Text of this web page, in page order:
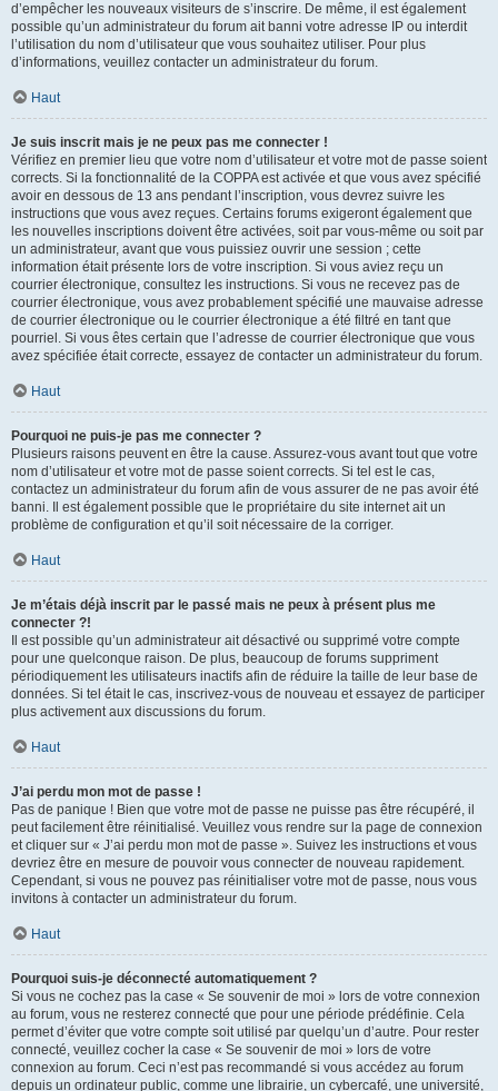
d’empêcher les nouveaux visiteurs de s’inscrire. De même, il est également
possible qu’un administrateur du forum ait banni votre adresse IP ou interdit
l’utilisation du nom d’utilisateur que vous souhaitez utiliser. Pour plus
d’informations, veuillez contacter un administrateur du forum.
Haut
Je suis inscrit mais je ne peux pas me connecter !
Vérifiez en premier lieu que votre nom d’utilisateur et votre mot de passe soient
corrects. Si la fonctionnalité de la COPPA est activée et que vous avez spécifié
avoir en dessous de 13 ans pendant l’inscription, vous devrez suivre les
instructions que vous avez reçues. Certains forums exigeront également que
les nouvelles inscriptions doivent être activées, soit par vous-même ou soit par
un administrateur, avant que vous puissiez ouvrir une session ; cette
information était présente lors de votre inscription. Si vous aviez reçu un
courrier électronique, consultez les instructions. Si vous ne recevez pas de
courrier électronique, vous avez probablement spécifié une mauvaise adresse
de courrier électronique ou le courrier électronique a été filtré en tant que
pourriel. Si vous êtes certain que l’adresse de courrier électronique que vous
avez spécifiée était correcte, essayez de contacter un administrateur du forum.
Haut
Pourquoi ne puis-je pas me connecter ?
Plusieurs raisons peuvent en être la cause. Assurez-vous avant tout que votre
nom d’utilisateur et votre mot de passe soient corrects. Si tel est le cas,
contactez un administrateur du forum afin de vous assurer de ne pas avoir été
banni. Il est également possible que le propriétaire du site internet ait un
problème de configuration et qu’il soit nécessaire de la corriger.
Haut
Je m’étais déjà inscrit par le passé mais ne peux à présent plus me
connecter ?!
Il est possible qu’un administrateur ait désactivé ou supprimé votre compte
pour une quelconque raison. De plus, beaucoup de forums suppriment
périodiquement les utilisateurs inactifs afin de réduire la taille de leur base de
données. Si tel était le cas, inscrivez-vous de nouveau et essayez de participer
plus activement aux discussions du forum.
Haut
J’ai perdu mon mot de passe !
Pas de panique ! Bien que votre mot de passe ne puisse pas être récupéré, il
peut facilement être réinitialisé. Veuillez vous rendre sur la page de connexion
et cliquer sur « J’ai perdu mon mot de passe ». Suivez les instructions et vous
devriez être en mesure de pouvoir vous connecter de nouveau rapidement.
Cependant, si vous ne pouvez pas réinitialiser votre mot de passe, nous vous
invitons à contacter un administrateur du forum.
Haut
Pourquoi suis-je déconnecté automatiquement ?
Si vous ne cochez pas la case « Se souvenir de moi » lors de votre connexion
au forum, vous ne resterez connecté que pour une période prédéfinie. Cela
permet d’éviter que votre compte soit utilisé par quelqu’un d’autre. Pour rester
connecté, veuillez cocher la case « Se souvenir de moi » lors de votre
connexion au forum. Ceci n’est pas recommandé si vous accédez au forum
depuis un ordinateur public, comme une librairie, un cybercafé, une université,